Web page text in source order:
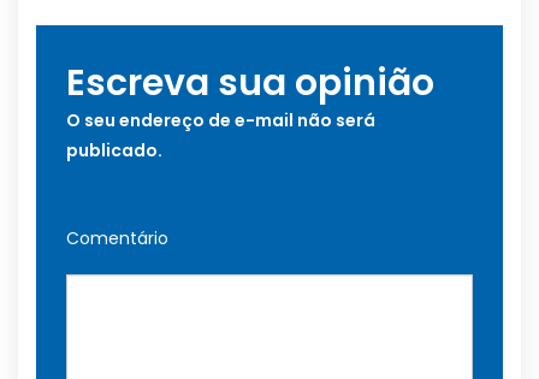
Escreva sua opinião
O seu endereço de e-mail não será
publicado.
Comentário